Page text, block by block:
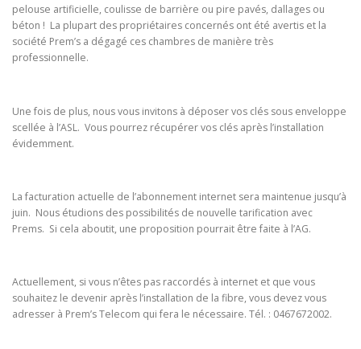
pelouse artificielle, coulisse de barrière ou pire pavés, dallages ou
béton ! La plupart des propriétaires concernés ont été avertis et la
société Prem’s a dégagé ces chambres de manière très
professionnelle.
Une fois de plus, nous vous invitons à déposer vos clés sous enveloppe
scellée à l’ASL. Vous pourrez récupérer vos clés après l’installation
évidemment.
La facturation actuelle de l’abonnement internet sera maintenue jusqu’à
juin. Nous étudions des possibilités de nouvelle tarification avec
Prems. Si cela aboutit, une proposition pourrait être faite à l’AG.
Actuellement, si vous n’êtes pas raccordés à internet et que vous
souhaitez le devenir après l’installation de la fibre, vous devez vous
adresser à Prem’s Telecom qui fera le nécessaire. Tél. : 0467672002.